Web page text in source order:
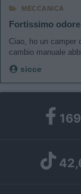
MECCANICA
Fortissimo
Ciao, ho un camper
cambio manuale
sicce